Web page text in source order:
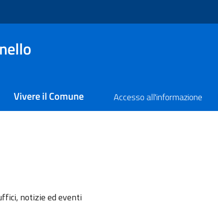
Vivere il Comune Accesso all'informazione
notizie ed eventi